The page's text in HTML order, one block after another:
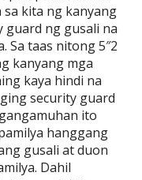
kita ng kanyang
guard ng gusali na
Sa taas nitong 5″2
kanyang mga
kaya hindi na
security guard
ito
hanggang
gusali at duon
Dahil